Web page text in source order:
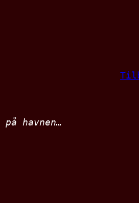
havnen…